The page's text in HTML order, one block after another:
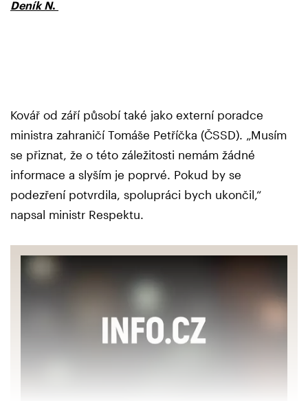
Deník N.
Kovář od září působí také jako externí poradce
ministra zahraničí Tomáše Petříčka (ČSSD). „Musím
se přiznat, že o této záležitosti nemám žádné
informace a slyším je poprvé. Pokud by se
podezření potvrdila, spolupráci bych ukončil,“
napsal ministr Respektu.